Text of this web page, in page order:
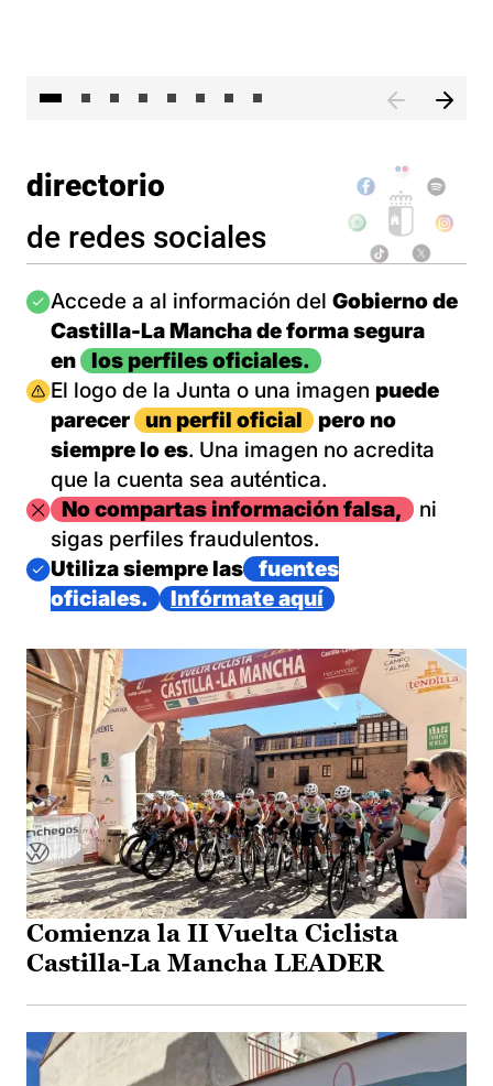
directorio
de redes sociales
Imagen
Accede a al información del Gobierno de
Castilla-La Mancha de forma segura
en
los perfiles oficiales.
Imagen
El logo de la Junta o una imagen puede
parecer
un perfil oficial
pero no
siempre lo es. Una imagen no acredita
que la cuenta sea auténtica.
ImagenNo compartas información falsa,
ni
sigas perfiles fraudulentos.
Imagen
Utiliza siempre las
fuentes
oficiales.
Infórmate aquí
Comienza la II Vuelta Ciclista
Castilla-La Mancha LEADER